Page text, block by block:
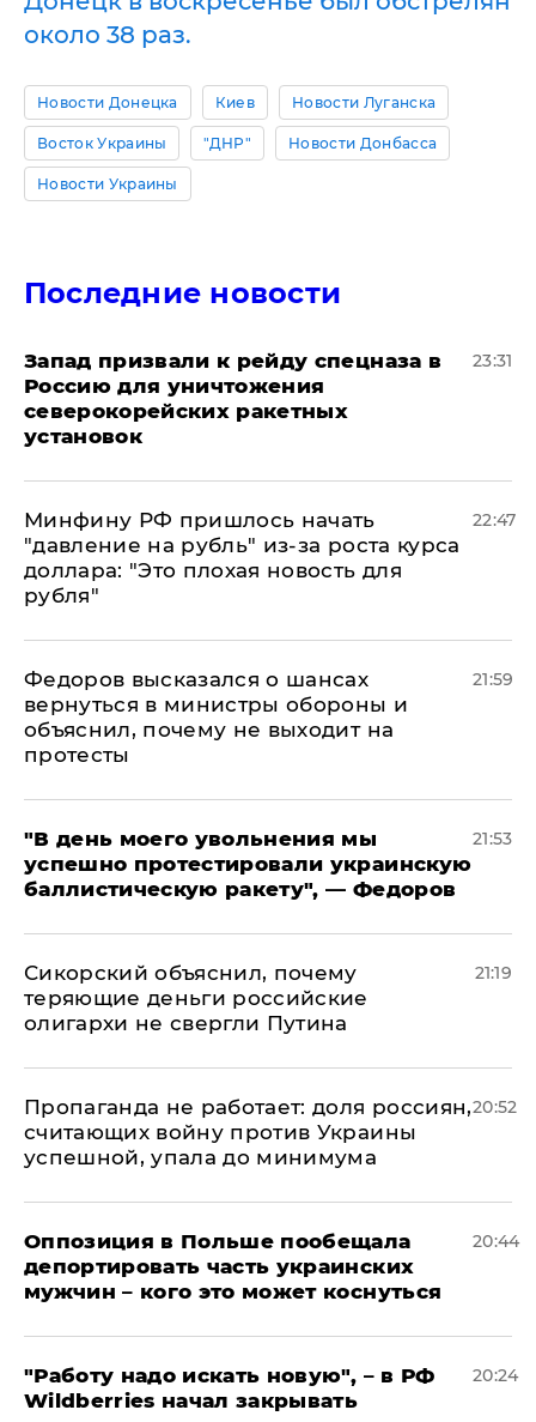
около 38 раз.
Новости Донецка Киев Новости Луганска
Восток Украины "ДНР" Новости Донбасса
Новости Украины
Последние новости
Запад призвали к рейду спецназа в
Россию для уничтожения
северокорейских ракетных
установок
23:31
Минфину РФ пришлось начать
"давление на рубль" из-за роста курса
доллара: "Это плохая новость для
рубля"
22:47
Федоров высказался о шансах
вернуться в министры обороны и
объяснил, почему не выходит на
протесты
21:59
​"В день моего увольнения мы
успешно протестировали украинскую
баллистическую ракету", — Федоров
21:53
Сикорский объяснил, почему
теряющие деньги российские
олигархи не свергли Путина
21:19
​Пропаганда не работает: доля россиян,
считающих войну против Украины
успешной, упала до минимума
20:52
Оппозиция в Польше пообещала
депортировать часть украинских
мужчин – кого это может коснуться
20:44
"Работу надо искать новую", – в РФ
Wildberries начал закрывать
20:24